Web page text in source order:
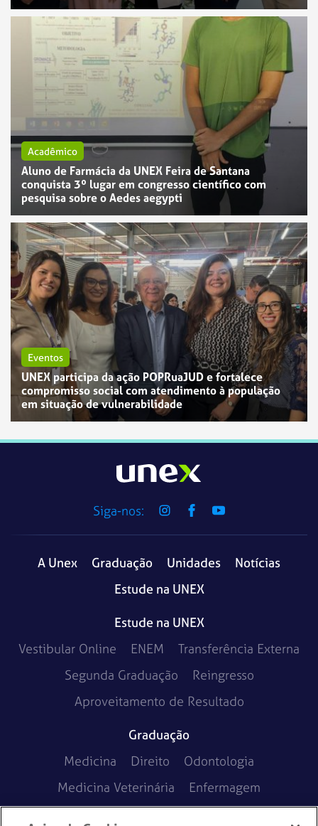
Acadêmico
Aluno de Farmácia da UNEX Feira de Santana
conquista 3º lugar em congresso científico com
pesquisa sobre o Aedes aegypti
Eventos
UNEX participa da ação POPRuaJUD e fortalece
compromisso social com atendimento à população
em situação de vulnerabilidade
Siga-nos:
A Unex Graduação Unidades
Notícias
Estude na UNEX
Estude na UNEX
Vestibular Online
ENEM
Transferência Externa
Segunda Graduação
Reingresso
Aproveitamento de Resultado
Graduação
Medicina
Direito
Odontologia
Medicina Veterinária
Enfermagem